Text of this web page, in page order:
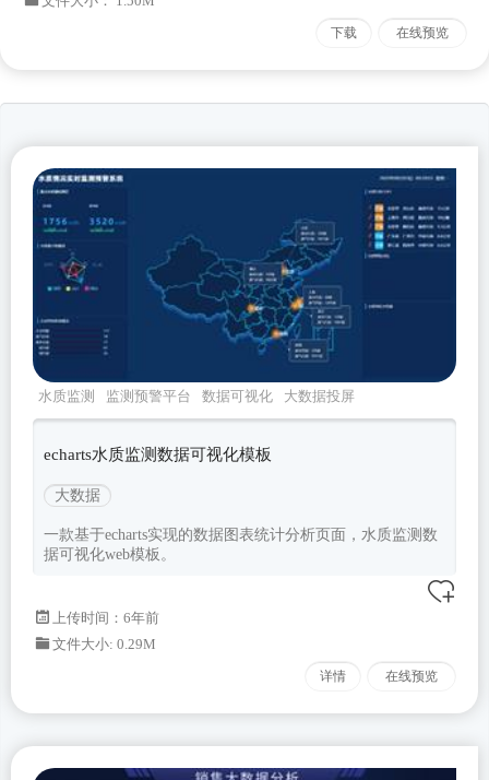
下载 在线预览
水质监测 监测预警平台 数据可视化
大数据投屏
echarts大数据
echarts水质监测数据可视化模板
大数据
一款基于echarts实现的数据图表统计分析页面，水质监测数
据可视化web模板。
上传时间：6年前
文件大小: 0.29M
详情 在线预览